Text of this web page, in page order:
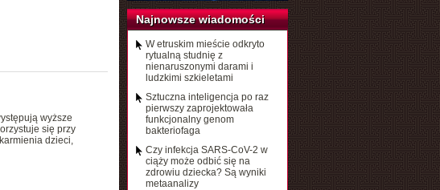
wyższe
się przy
dzieci,
Najnowsze wiadomości
W etruskim mieście odkryto
rytualną studnię z
nienaruszonymi darami i
ludzkimi szkieletami
Sztuczna inteligencja po raz
pierwszy zaprojektowała
funkcjonalny genom
bakteriofaga
Czy infekcja SARS-CoV-2 w
ciąży może odbić się na
zdrowiu dziecka? Są wyniki
metaanalizy